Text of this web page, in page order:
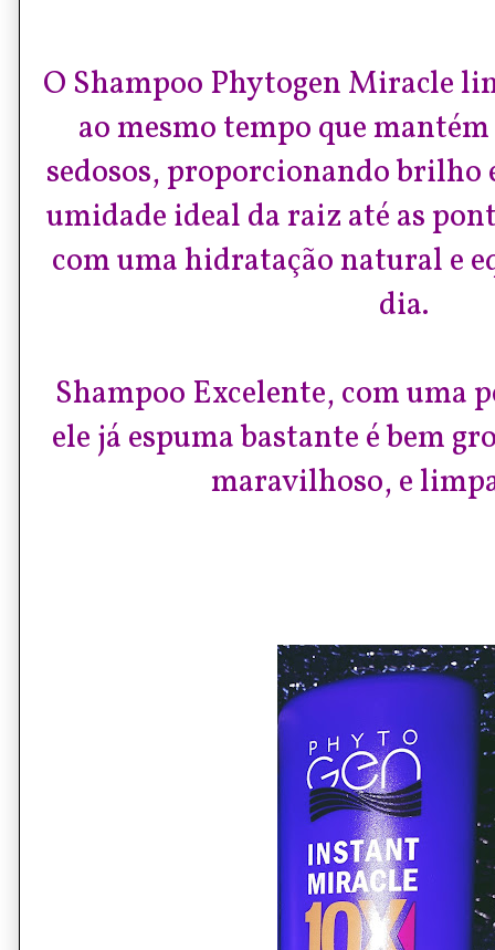
O Shampoo Phytogen Miracle
ao mesmo tempo que mantém
sedosos, proporcionando brilho
umidade ideal da raiz até as
com uma hidratação natural e
dia.
Shampoo Excelente, com uma
ele já espuma bastanteé bem
maravilhoso, e